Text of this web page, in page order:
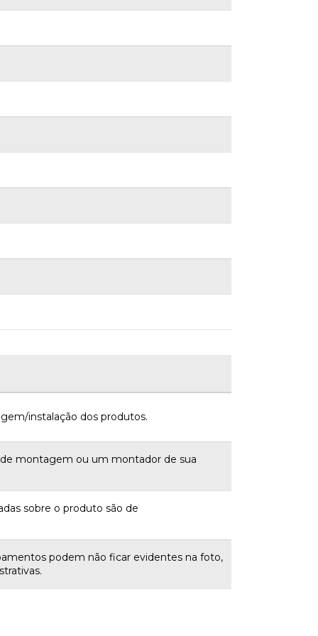
instalação dos produtos.
montagem ou um montador de sua
sobre o produto são de
podem não ficar evidentes na foto,